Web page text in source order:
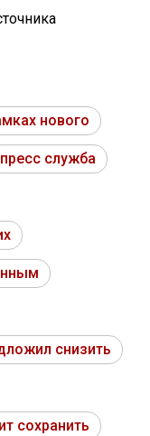
нового
пресс служба
снизить
сохранить